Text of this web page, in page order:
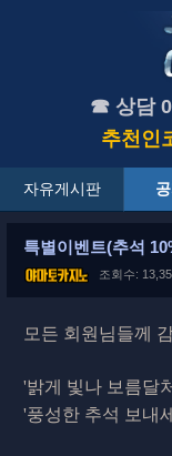
☎ 상담
추천인
자유게시판
특별이벤트(추석
조회수:
모든 회원님들께
'밝게 빛나 보름달
'풍성한 추석 보내